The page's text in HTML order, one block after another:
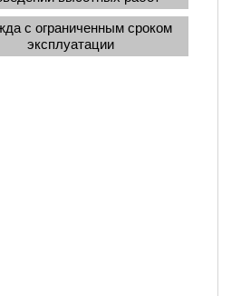
с ограниченным сроком
эксплуатации